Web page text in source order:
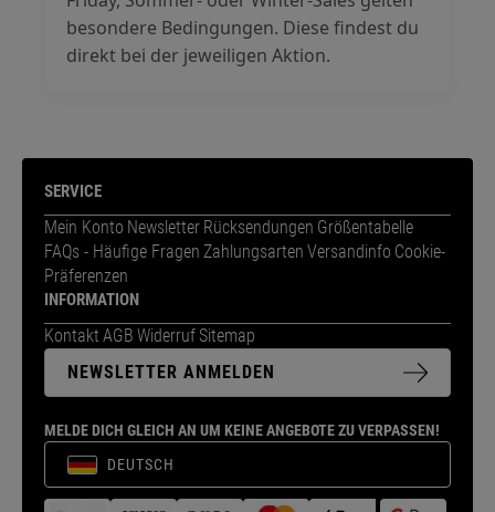
besondere Bedingungen. Diese findest du
direkt bei der jeweiligen Aktion.
SERVICE
Mein Konto Newsletter Rücksendungen Größentabelle
FAQs - Häufige Fragen Zahlungsarten Versandinfo Cookie-
Präferenzen
INFORMATION
Kontakt AGB Widerruf Sitemap
NEWSLETTER ANMELDEN
MELDE DICH GLEICH AN UM KEINE ANGEBOTE ZU VERPASSEN!
DEUTSCH